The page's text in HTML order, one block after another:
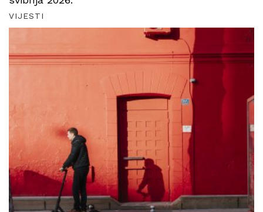
VIJESTI